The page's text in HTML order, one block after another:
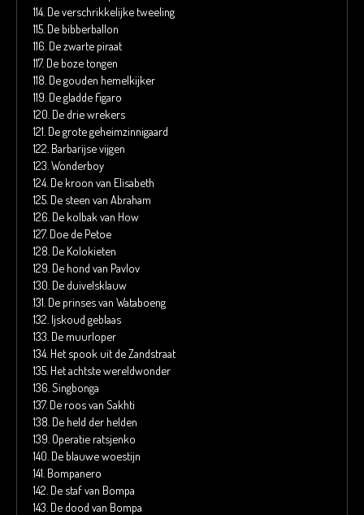
114. De verschrikkelijke tweeling
115. De bibberballon
116. De zwarte piraat
117. De boze tongen
118. De gouden hemelkijker
119. De gladde figaro
120. De drie wrekers
121. De grote geheimzinnigaard
122. Barbarijse vijgen
123. Wonderboy
124. De kroon van Elisabeth
125. De steen van Abraham
126. De kolbak van How
127. Doe de Petoe
128. De Kolokieten
129. De hond van Pavlov
130. De duivelsklauw
131. De prinses van Wataboeng
132. Ijskoud geblaas
133. De muurloper
134. Het spook uit de Zandstraat
135. Het achtste wereldwonder
136. Singbonga
137. De roos van Sakhti
138. De held der helden
139. Operatie ratsjenko
140. De blauwe woestijn
141. Bompanero
142. De staf van Bompa
143. De dood van Bompa